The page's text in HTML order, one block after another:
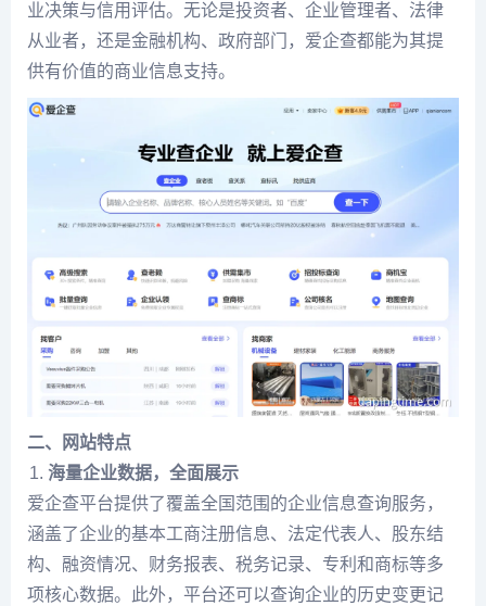
业决策与信用评估。无论是投资者、企业管理者、法律
从业者，还是金融机构、政府部门，爱企查都能为其提
供有价值的商业信息支持。
二、网站特点
海量企业数据，全面展示
爱企查平台提供了覆盖全国范围的企业信息查询服务，
涵盖了企业的基本工商注册信息、法定代表人、股东结
构、融资情况、财务报表、税务记录、专利和商标等多
项核心数据。此外，平台还可以查询企业的历史变更记